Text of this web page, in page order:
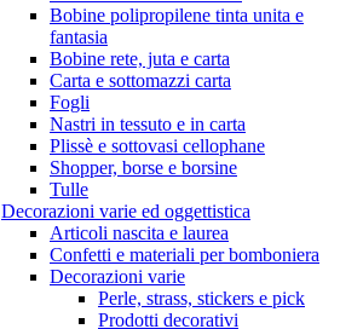
Bobine polipropilene tinta unita e
fantasia
Bobine rete, juta e carta
Carta e sottomazzi carta
Fogli
Nastri in tessuto e in carta
Plissè e sottovasi cellophane
Shopper, borse e borsine
Tulle
Decorazioni varie ed oggettistica
Articoli nascita e laurea
Confetti e materiali per bomboniera
Decorazioni varie
Perle, strass, stickers e pick
Prodotti decorativi